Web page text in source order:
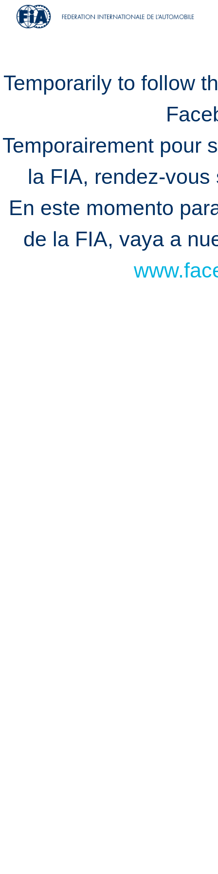
Temporarily to follow
Temporairement pour
la FIA, rendez-
En este momento
de la FIA, vaya a